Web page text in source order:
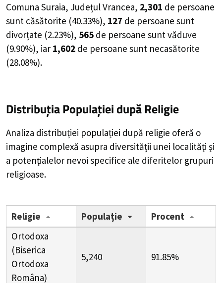
Comuna Suraia, Județul Vrancea, 2,301 de persoane
sunt căsătorite (40.33%), 127 de persoane sunt
divorțate (2.23%), 565 de persoane sunt văduve
(9.90%), iar 1,602 de persoane sunt necasătorite
(28.08%).
Distribuția Populațieidupă Religie
Analiza distribuției populației după religie oferă o
imagine complexă asupra diversității unei localități și
a potențialelor nevoi specifice ale diferitelor grupuri
religioase.
Religie Populație
Procent
Ortodoxa
(Biserica
Ortodoxa
Româna)
5,240 91.85%